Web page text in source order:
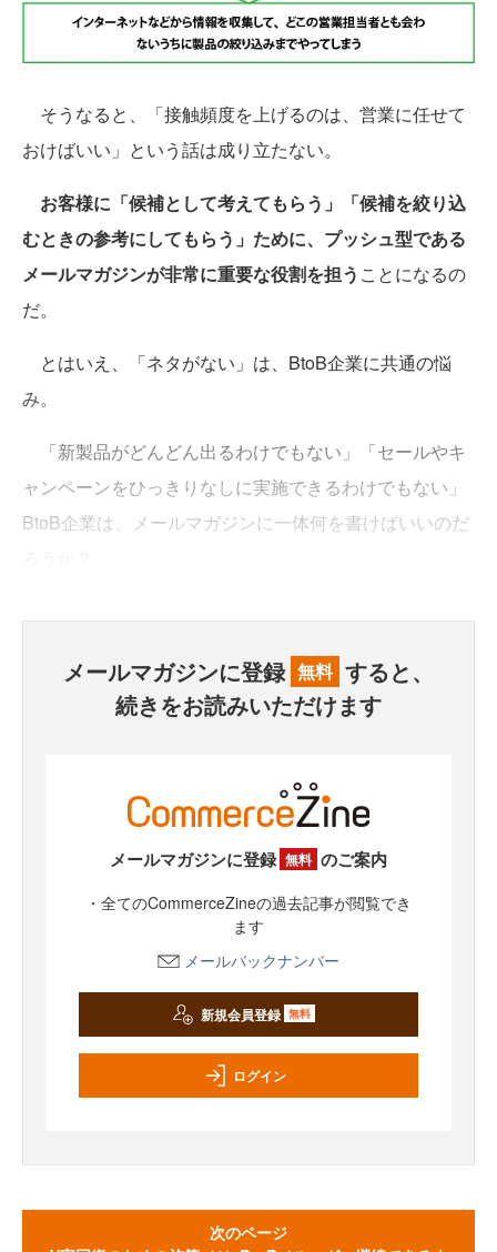
そうなると、「接触頻度を上げるのは、営業に任せて
おけばいい」という話は成り立たない。
お客様に「候補として考えてもらう」「候補を絞り込
むときの参考にしてもらう」ために、プッシュ型である
メールマガジンが非常に重要な役割を担う ことになるの
だ。
とはいえ、「ネタがない」は、BtoB企業に共通の悩
み。
「新製品がどんどん出るわけでもない」「セールやキ
ャンペーンをひっきりなしに実施できるわけでもない」
BtoB企業は、メールマガジンに一体何を書けばいいのだ
メールマガジンに登録 無料 すると、
続きをお読みいただけます
メールマガジンに登録 無料 のご案内
・全てのCommerceZineの過去記事が閲覧でき
ます
メールバックナンバー
新規会員登録 無料
ログイン
次のページ